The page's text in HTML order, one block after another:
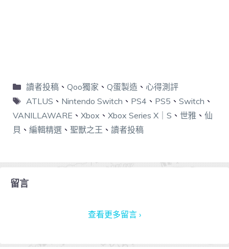
讀者投稿、 Qoo獨家 、 Q蛋製造 、 心得測評
ATLUS 、 Nintendo Switch 、 PS4 、 PS5 、 Switch 、
VANILLAWARE 、 Xbox 、 Xbox Series X｜S 、 世雅 、 仙
貝 、 編輯精選 、 聖獸之王 、 讀者投稿
留言
查看更多留言 ›